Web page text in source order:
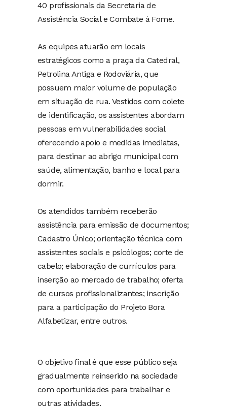
40 profissionais da Secretaria de
Assistência Social e Combate à Fome.
As equipes atuarão em locais
estratégicos como a praça da Catedral,
Petrolina Antiga e Rodoviária, que
possuem maior volume de população
em situação de rua. Vestidos com colete
de identificação, os assistentes abordam
pessoas em vulnerabilidades social
oferecendo apoio e medidas imediatas,
para destinar ao abrigo municipal com
saúde, alimentação, banho e local para
dormir.
Os atendidos também receberão
assistência para emissão de documentos;
Cadastro Único; orientação técnica com
assistentes sociais e psicólogos; corte de
cabelo; elaboração de currículos para
inserção ao mercado de trabalho; oferta
de cursos profissionalizantes; inscrição
para a participação do Projeto Bora
Alfabetizar, entre outros.
O objetivo final é que esse público seja
gradualmente reinserido na sociedade
com oportunidades para trabalhar e
outras atividades.